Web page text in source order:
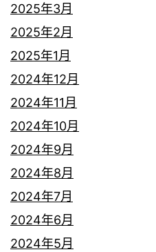
2025年3月
2025年2月
2025年1月
2024年12月
2024年11月
2024年10月
2024年9月
2024年8月
2024年7月
2024年6月
2024年5月